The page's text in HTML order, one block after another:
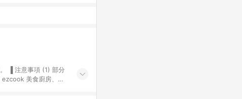
ezcook 美食廚房、樂